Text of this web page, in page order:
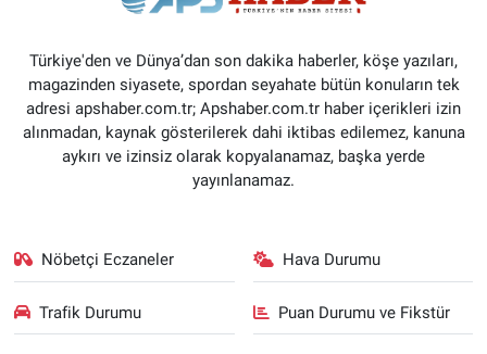
Türkiye'den ve Dünya’dan son dakika haberler, köşe yazıları,
magazinden siyasete, spordan seyahate bütün konuların tek
adresi apshaber.com.tr; Apshaber.com.tr haber içerikleri izin
alınmadan, kaynak gösterilerek dahi iktibas edilemez, kanuna
aykırı ve izinsiz olarak kopyalanamaz, başka yerde
yayınlanamaz.
Nöbetçi Eczaneler Hava Durumu
Trafik Durumu Puan Durumu ve Fikstür